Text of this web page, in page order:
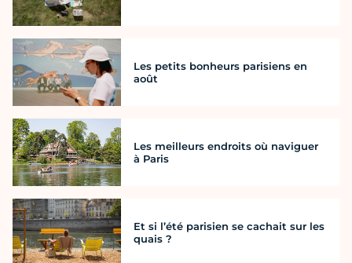
Les petits bonheurs parisiens en
août
Les meilleurs endroits où naviguer
à Paris
Et si l’été parisien se cachait sur les
quais ?